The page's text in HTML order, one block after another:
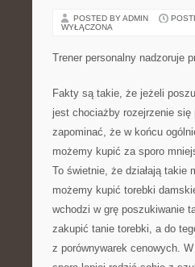
POSTED BY ADMIN
WYŁĄCZONA
Trener personalny nadzoruje
Fakty są takie, że jeżeli
jest chociażby rozejrzenie
zapominać, że w końcu
możemy kupić za sporo
To świetnie, że działają takie
możemy kupić torebki
wchodzi w grę poszukiwanie
zakupić tanie torebki, a do
z porównywarek cenowych.